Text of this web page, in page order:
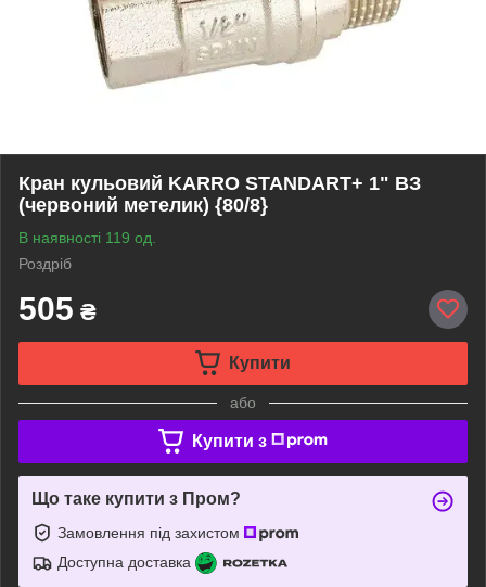
Кран кульовий KARRO STANDART+ 1" ВЗ
(червоний метелик) {80/8}
В наявності 119 од.
Роздріб
505 ₴
Купити
або
Купити з
Що таке купити з Пром?
Замовлення під захистом
Доступна доставка